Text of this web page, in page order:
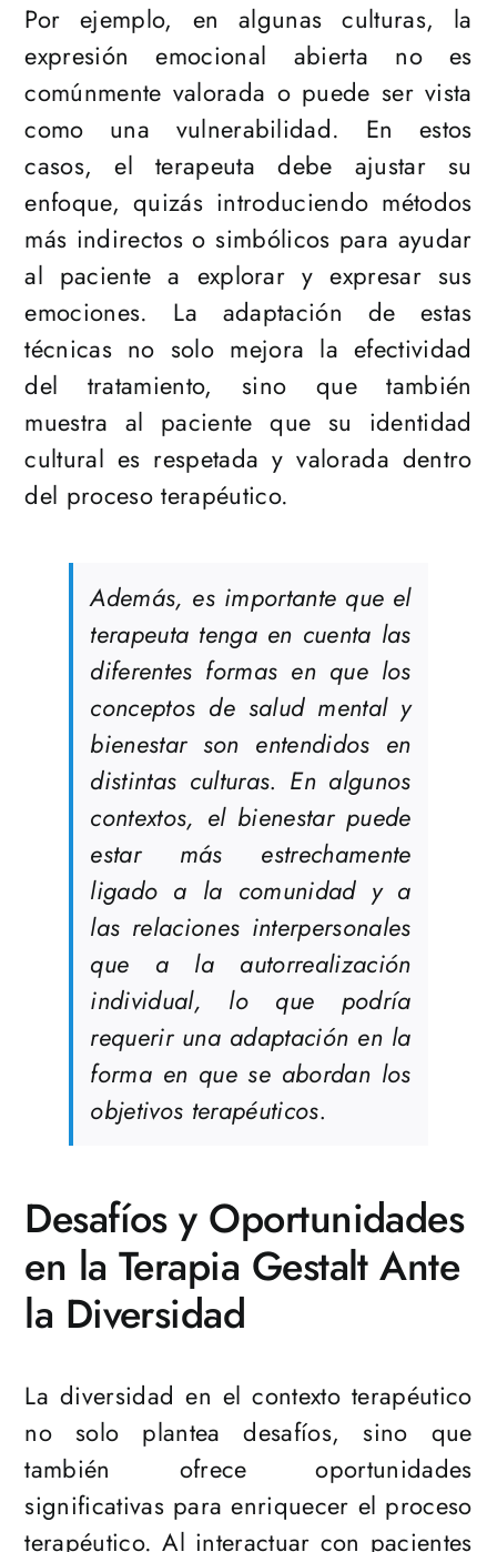
Por ejemplo, en algunas culturas, la
expresión emocional abierta no es
comúnmente valorada o puede ser vista
como una vulnerabilidad. En estos
casos, el terapeuta debe ajustar su
enfoque, quizás introduciendo métodos
más indirectos o simbólicos para ayudar
al paciente a explorar y expresar sus
emociones. La adaptación de estas
técnicas no solo mejora la efectividad
del tratamiento, sino que también
muestra al paciente que su identidad
cultural es respetada y valorada dentro
del proceso terapéutico.
Además, es importante que el
terapeuta tenga en cuenta las
diferentes formas en que los
conceptos de salud mental y
bienestar son entendidos en
distintas culturas. En algunos
contextos, el bienestar puede
estar más estrechamente
ligado a la comunidad y a
las relaciones interpersonales
que a la autorrealización
individual, lo que podría
requerir una adaptación en la
forma en que se abordan los
objetivos terapéuticos.
Desafíos y Oportunidades
en la Terapia Gestalt Ante
la Diversidad
La diversidad en el contexto terapéutico
no solo plantea desafíos, sino que
también ofrece oportunidades
significativas para enriquecer el proceso
terapéutico. Al interactuar con pacientes